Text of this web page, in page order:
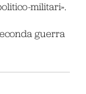
militari».
guerra